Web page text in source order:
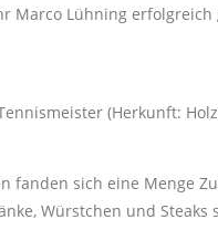
Marco Lühning erfolgreich
(Herkunft:
fanden sich eine Menge
Würstchen und